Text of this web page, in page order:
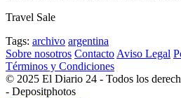
Travel Sale
Tags: archivo argentina
Sobre nosotros Contacto Aviso Legal
Términos y Condiciones
© 2025 El Diario 24 - Todos los
- Depositphotos